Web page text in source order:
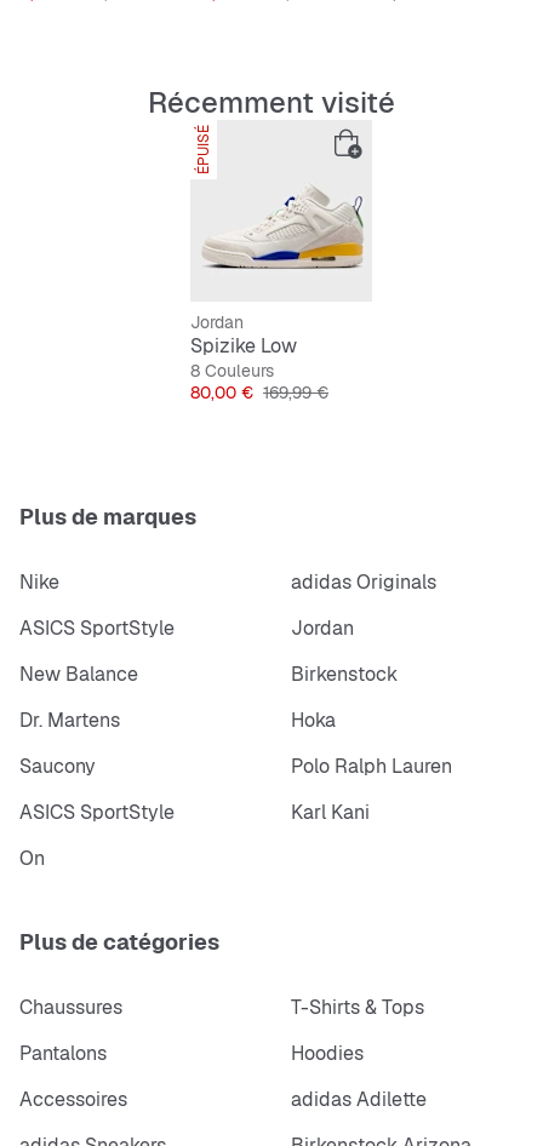
Récemment visité
ÉPUISÉ
Jordan
Spizike Low
8 Couleurs
Prix
80,00 € Prix original
169,99 €
Plus de marques
Nike
adidas Originals
ASICS SportStyle
Jordan
New Balance
Birkenstock
Dr. Martens
Hoka
Saucony
Polo Ralph Lauren
ASICS SportStyle
Karl Kani
On
Plus de catégories
Chaussures
T-Shirts & Tops
Pantalons
Hoodies
Accessoires
adidas Adilette